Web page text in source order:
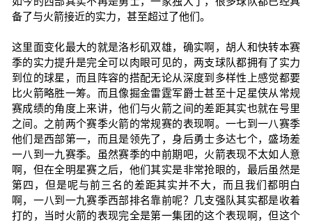
备了与火箭接近的实力，甚至超过了他们。
这里面变化最大的就是洛杉矶双雄，确实啊，胡人和快转本赛
季的实力提升是完全可以肉眼可见的，两支球队都拥有了实力
到位的球星，而且阵容的搭配无论从深度到多样性上感觉都要
比火箭略胜一筹。而且像掘金雷霆军爵士甚至十足星侠从常规
赛成绩的角度上来讲，他们与火箭之间的差距其实也就在号里
之间。之前两个赛季火箭的常规赛的表现啊。一七到一八赛季
他们是西部第一，而且是领先了，身后勇士多达七个，盛场差
一八到一九赛季。虽然赛季的中前期吧，火箭表现不太如人意
啊，但在全明星赛之后，他们其实是非常抢眼的，最后虽然是
第四，但是呢与前三名的差距其实并不大，而且我们都明白
啊，一八到一九赛季西部排名靠前呢？几支强队其实都是收着
打的，当时火箭的表现完全是第一集团的这个表现啊，但这个